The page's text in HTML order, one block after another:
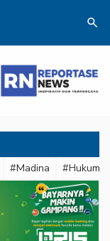
search
#Madina #Hukum